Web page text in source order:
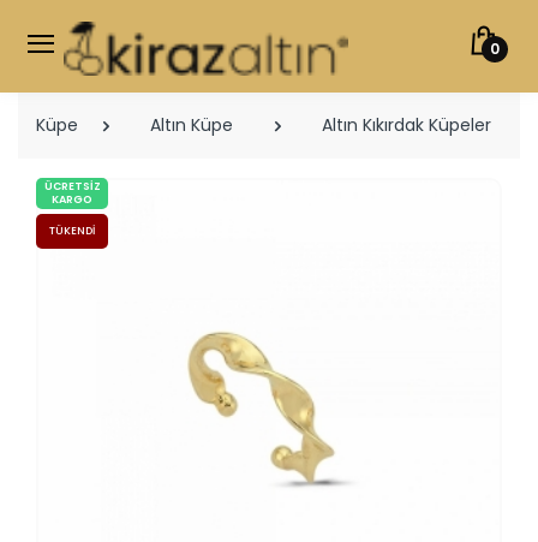
0
Küpe Altın Küpe Altın Kıkırdak Küpeler
ÜCRETSIZ
KARGO
TÜKENDI